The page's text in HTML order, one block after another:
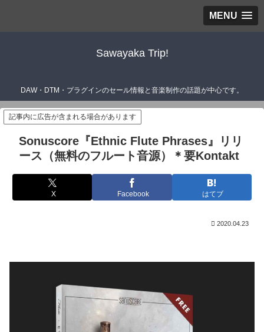
MENU
Sawayaka Trip!
DAW・DTM・プラグインのセール情報と音楽制作の話題が中心です。
記事内に広告が含まれる場合があります
Sonuscore『Ethnic Flute Phrases』リリ
ース（無料のフルート音源）＊要Kontakt
X Facebook はてブ
2020.04.23